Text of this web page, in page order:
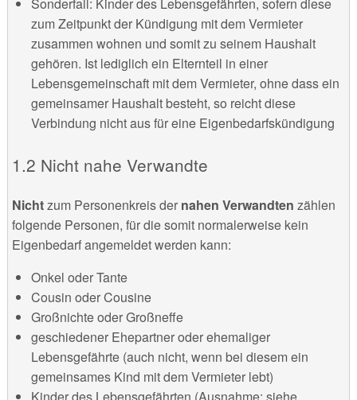
zum Zeitpunkt der Kündigung mit dem Vermieter
zusammen wohnen und somit zu seinem Haushalt
gehören. Ist lediglich ein Elternteil in einer
Lebensgemeinschaft mit dem Vermieter, ohne dass ein
gemeinsamer Haushalt besteht, so reicht diese
Verbindung nicht aus für eine Eigenbedarfskündigung
1.2 Nicht nahe Verwandte
Nichtzum Personenkreis der nahen Verwandten zählen
folgende Personen, für die somit normalerweise kein
Eigenbedarf angemeldet werden kann:
Onkel oder Tante
Cousin oder Cousine
Großnichte oder Großneffe
geschiedener Ehepartner oder ehemaliger
Lebensgefährte (auch nicht, wenn bei diesem ein
gemeinsames Kind mit dem Vermieter lebt)
Kinder des Lebensgefährten (Ausnahme: siehe